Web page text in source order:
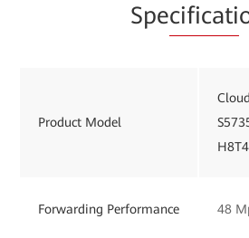
Specificati
Product Model
Forwarding Performance 48